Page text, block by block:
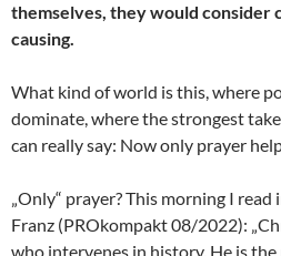
themselves, they would consider
causing.
What kind of world is this, where
dominate, where the strongest
can really say: Now only prayer
„Only“ prayer? This morning I
Franz (PROkompakt 08/2022):
who intervenes in history. He is